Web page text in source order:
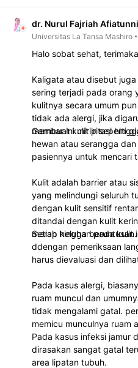
dr. Nurul Fajriah
Universitas La Tansa Mashiro
Halo sobat sehat,
Kaligata atau disebut
sering terjadi pada orang
kulitnya secara umum
tidak ada alergi, jika
membuat kulit iritasi
Gambar ini mirip seperti
hewan atau serangga
pasiennya untuk mencari
Kulit adalah barrier atau
yang melindungi seluruh
dengan kulit sensitif rentan mengalami iritasi yang
ditandai dengan kulit
merah hingga beruntusan.
Setiap keluhan pada kulit
ddengan pemeriksaan
harus dievaluasi dan
Pada kasus alergi,
ruam muncul dan
tidak mengalami gatal.
memicu munculnya ruam
Pada kasus infeksi jamur
dirasakan sangat gatal
area lipatan tubuh.